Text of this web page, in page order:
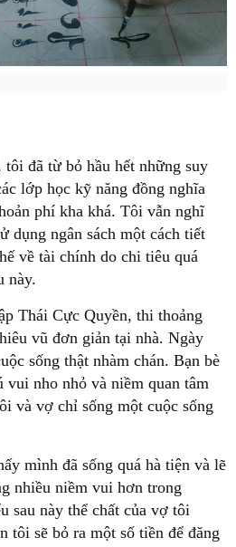
đã từ bỏ hầu hết những suy
lớp học kỹ năng đồng nghĩa
phí kha khá. Tôi vẫn nghĩ
dụng ngân sách một cách tiết
về tài chính do chi tiêu quá
này.
Thái Cực Quyền, thi thoảng
vũ đơn giản tại nhà. Ngày
sống thật nhàm chán. Bạn bè
vui nho nhỏ và niềm quan tâm
và vợ chỉ sống một cuộc sống
mình đã sống quá hà tiện và lẽ
nhiều niềm vui hơn trong
sau này thể chất của vợ tôi
tôi sẽ bỏ ra một số tiền để đăng